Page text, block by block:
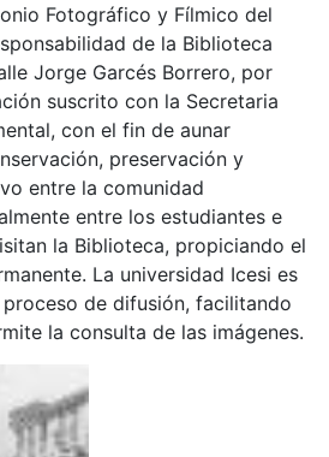
Fotográfico y Fílmico del
de la Biblioteca
Jorge Garcés Borrero, por
suscrito con la Secretaria
con el fin de aunar
preservación y
entre la comunidad
entre los estudiantes e
la Biblioteca, propiciando el
La universidad Icesi es
de difusión, facilitando
la consulta de las imágenes.